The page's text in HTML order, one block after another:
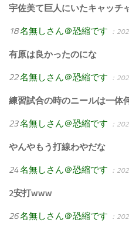
宇佐美て巨人にいたキャッチ
18名無しさん＠恐縮です ：
有原は良かったのにな
22名無しさん＠恐縮です ：
練習試合の時のニールは一体
23名無しさん＠恐縮です ：
やんやもう打線わやだな
24名無しさん＠恐縮です ：
2安打www
26名無しさん＠恐縮です ：